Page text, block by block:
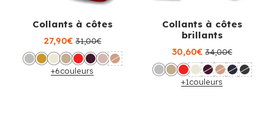
Collants à côtes
27,90€ 31,00€
+6couleurs
Collants à côtes
brillants
30,60€ 34,00€
+1couleurs